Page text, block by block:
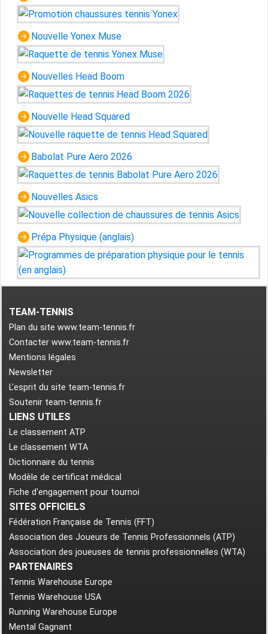
Nouvelle Yonex Muse
Nouvelles Head Boom
Nouvelle Head Squared
Babolat Pure Aero 2026
Nouvelles Asics
Prépa Physique (anglais)
TEAM-TENNIS
Plan du site www.team-tennis.fr
Contacter www.team-tennis.fr
Mentions légales
Newsletter
L'esprit du site team-tennis.fr
Soutenir team-tennis.fr
LIENS UTILES
Le classement ATP
Le classement WTA
Dictionnaire du tennis
Modèle de certificat médical
Fiche d'engagement pour tournoi
SITES OFFICIELS
Fédération Française de Tennis (FFT)
Association des Joueurs de Tennis Professionnels (ATP)
Association des joueuses de tennis professionnelles (WTA)
PARTENAIRES
Tennis Warehouse Europe
Tennis Warehouse USA
Running Warehouse Europe
Mental Gagnant